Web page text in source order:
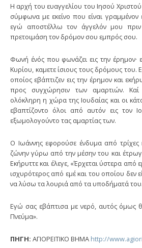
Η αρχή του ευαγγελίου του Ιησού
σύμφωνα με εκείνο που είναι γραμμένον
εγώ αποστέλλω τον άγγελόν μου
πρετοιμάση τον δρόμον σου εμπρός σου.
Φωνή ένός που φωνάζει εις την έρημον·
Κυρίου, καμετε ίσιους τους δρόμους του.
οποίος εβάπτιζεν εις την έρημον και
προς συγχώρησιν των αμαρτιών.
ολόκληρη η χώρα της Ιουδαίας και οι
εβαπτίζοντο όλοι από αυτόν εις τον
εξωμολογούντο τας αμαρτίας των.
Ο Ιωάννης εφορούσε ένδυμα από τρίχες
ζώνην γύρω από την μέσην του και
Εκήρυττε και έλεγε, «Έρχεται ύστερα από
ισχυρότερος από εμέ και του οποίου δεν
να λύσω τα λουριά από τα υποδήματά του.
Εγώ σας εβάπτισα με νερό, αυτός όμως
Πνεύμα».
ΠΗΓΗ: ΑΓΙΟΡΕΙΤΙΚΟ ΒΗΜΑ http://